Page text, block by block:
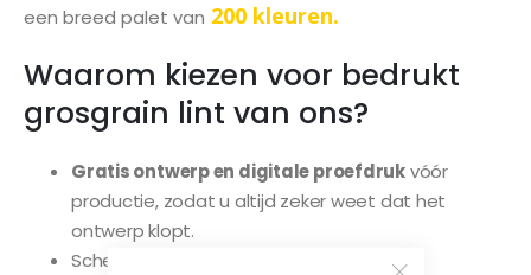
een breed palet van 200 kleuren.
Waarom kiezen voor bedrukt
grosgrain lint van ons?
Gratis ontwerp en digitale proefdrukvóór
productie, zodat u altijd zeker weet dat het
ontwerp klopt.
Scherpe